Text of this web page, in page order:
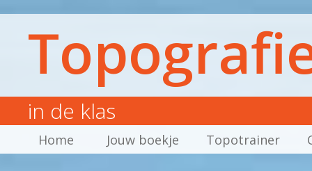
in de klas
Home Jouw boekje Topotrainer